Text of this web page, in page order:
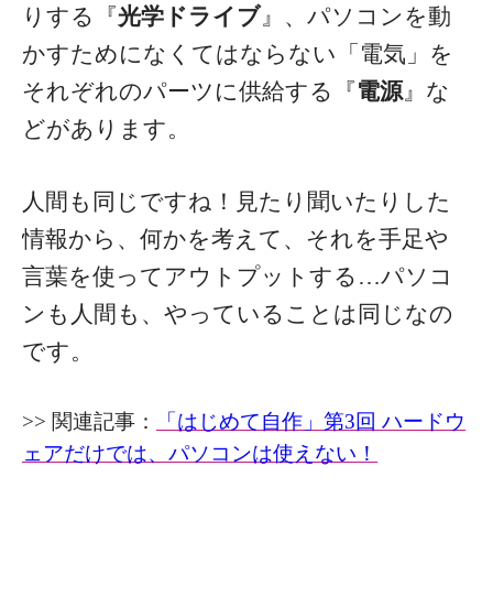
りする『光学ドライブ』、パソコンを動
かすためになくてはならない「電気」を
それぞれのパーツに供給する『電源』な
どがあります。
人間も同じですね！見たり聞いたりした
情報から、何かを考えて、それを手足や
言葉を使ってアウトプットする…パソコ
ンも人間も、やっていることは同じなの
です。
>> 関連記事：
「はじめて自作」第3回 ハードウ
ェアだけでは、パソコンは使えない！